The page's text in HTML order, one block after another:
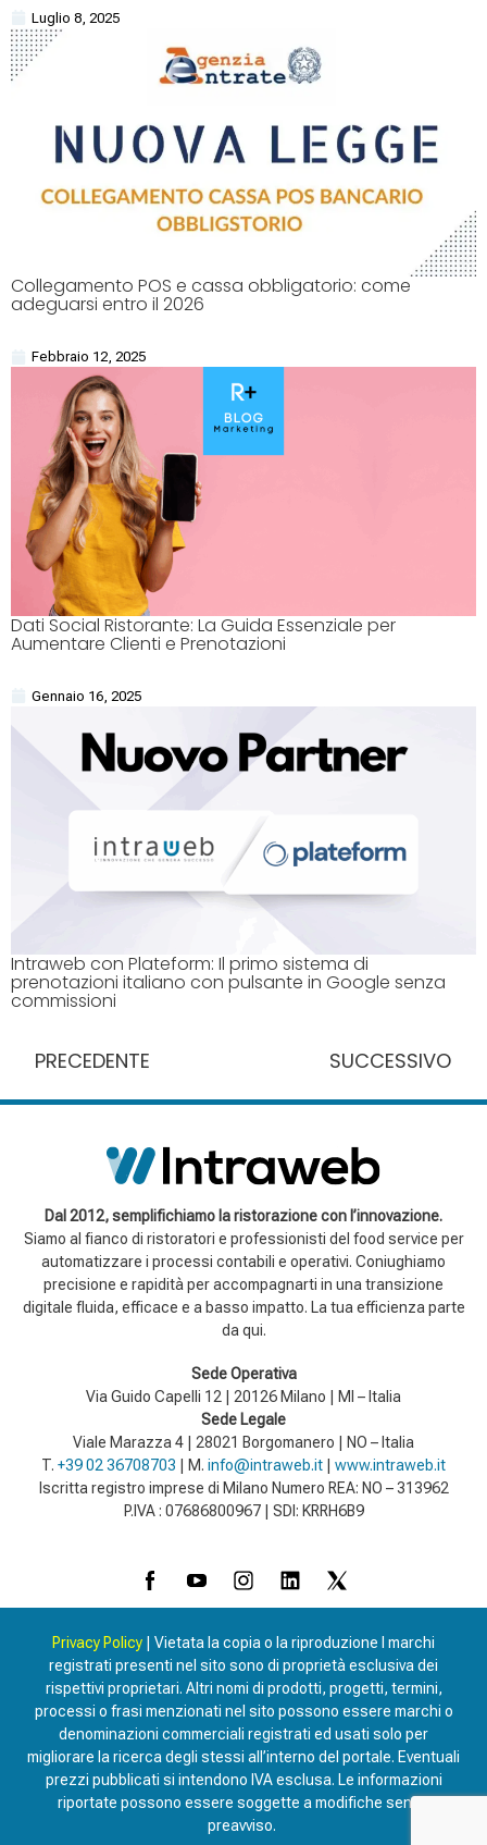
Luglio 8, 2025
Collegamento POS e cassa obbligatorio: come
adeguarsi entro il 2026
Febbraio 12, 2025
Dati Social Ristorante: La Guida Essenziale per
Aumentare Clienti e Prenotazioni
Gennaio 16, 2025
Intraweb con Plateform: Il primo sistema di
prenotazioni italiano con pulsante in Google senza
commissioni
PRECEDENTE SUCCESSIVO
Sede Operativa
Via Guido Capelli 12 | 20126 Milano | MI – Italia
Sede Legale
Viale Marazza 4 | 28021 Borgomanero | NO – Italia
T. +39 02 36708703 | M. info@intraweb.it | www.intraweb.it
Iscritta registro imprese di Milano Numero REA: NO – 313962
P.IVA : 07686800967 | SDI: KRRH6B9
Dal 2012, semplifichiamo la ristorazione con l’innovazione.
Siamo al fianco di ristoratori e professionisti del food service per
automatizzare i processi contabili e operativi. Coniughiamo
precisione e rapidità per accompagnarti in una transizione
digitale fluida, efficace e a basso impatto. La tua efficienza parte
da qui.
Privacy Policy | Vietata la copia o la riproduzione I marchi
registrati presenti nel sito sono di proprietà esclusiva dei
rispettivi proprietari. Altri nomi di prodotti, progetti, termini,
processi o frasi menzionati nel sito possono essere marchi o
denominazioni commerciali registrati ed usati solo per
migliorare la ricerca degli stessi all’interno del portale. Eventuali
prezzi pubblicati si intendono IVA esclusa. Le informazioni
riportate possono essere soggette a modifiche senza
preavviso.